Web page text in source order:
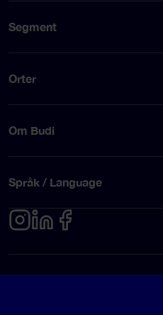
Segment
Orter
Om Budi
Språk / Language